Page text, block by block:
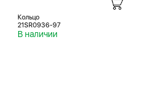
Кольцо
21SR0936-97
В наличии